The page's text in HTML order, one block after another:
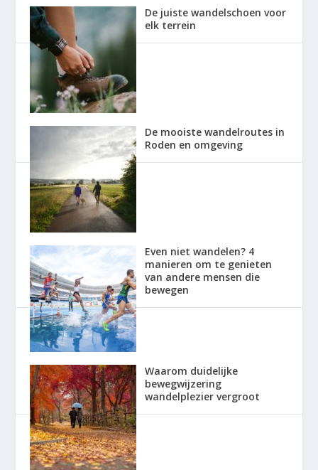
De juiste wandelschoen voor
elk terrein
De mooiste wandelroutes in
Roden en omgeving
Even niet wandelen? 4
manieren om te genieten
van andere mensen die
bewegen
Waarom duidelijke
bewegwijzering
wandelplezier vergroot